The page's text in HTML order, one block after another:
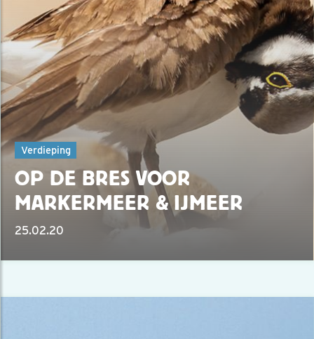
Verdieping
OP DE BRES VOOR
MARKERMEER & IJMEER
25.02.20